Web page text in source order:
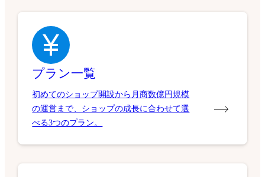
プラン一覧
初めてのショップ開設から月商数億円規模
の運営まで、ショップの成長に合わせて選
べる3つのプラン。